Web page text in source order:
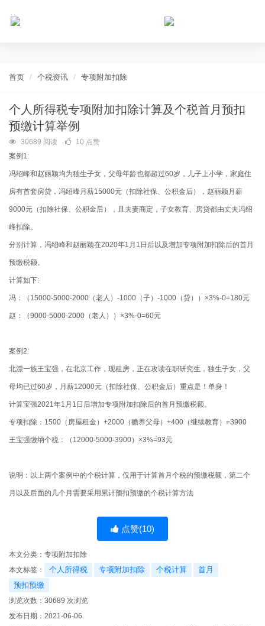
首页 个税资讯 专项附加扣除
个人所得税专项附加扣除计算及个税首月预扣
预缴计算举例
30689 阅读
10 点赞
案例1:
冯绍峰和赵丽颖均为独生子女，父母年龄也都超过60岁，儿子上小学，家庭住
房有首套房贷，冯绍峰月薪15000元（扣除社保、公积金后），赵丽颖月薪
9000元（扣除社保、公积金后），且夫妻商定，子女教育、房贷都由丈夫冯绍
峰扣除。
分别计算，冯绍峰和赵丽颖在2020年1月1日后以及增加专项附加扣除后的首月
预缴税额。
计算如下:
冯：（15000-5000-2000（老人）-1000（子）-1000（贷））×3%-0=180元
赵：（9000-5000-2000（老人））×3%-0=60元
案例2:
北漂一族王宝强，在北京工作，现租房，正在攻读在职研究生，独生子女，父
母均已过60岁，月薪12000元（扣除社保、公积金后）重点是！单身！
计算宝强2021年1月1日后增加专项附加扣除后的首月预缴税额。
专项扣除：1500（房屋租金）+2000（赡养父母）+400（继续教育）=3900
王宝强缴纳个税：（12000-5000-3900）×3%=93元
说明：以上两个案例中的个税计算，仅用于计算首月个税的预缴税额，第二个
月以及后面的几个月需要采用累计预扣预缴的个税计算方法
点赞(10)
本文分类： 专项附加扣除
本文标签：
个人所得税 专项附加扣除 个税计算
首月
预扣预缴
浏览次数： 30689 次浏览
发布日期：2021-06-06